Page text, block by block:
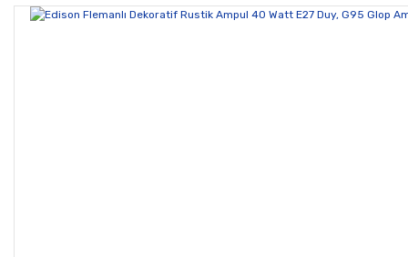
Yorum Yaz
Ürün resmi kalitesiz, bozuk veya görüntülenemiyor.